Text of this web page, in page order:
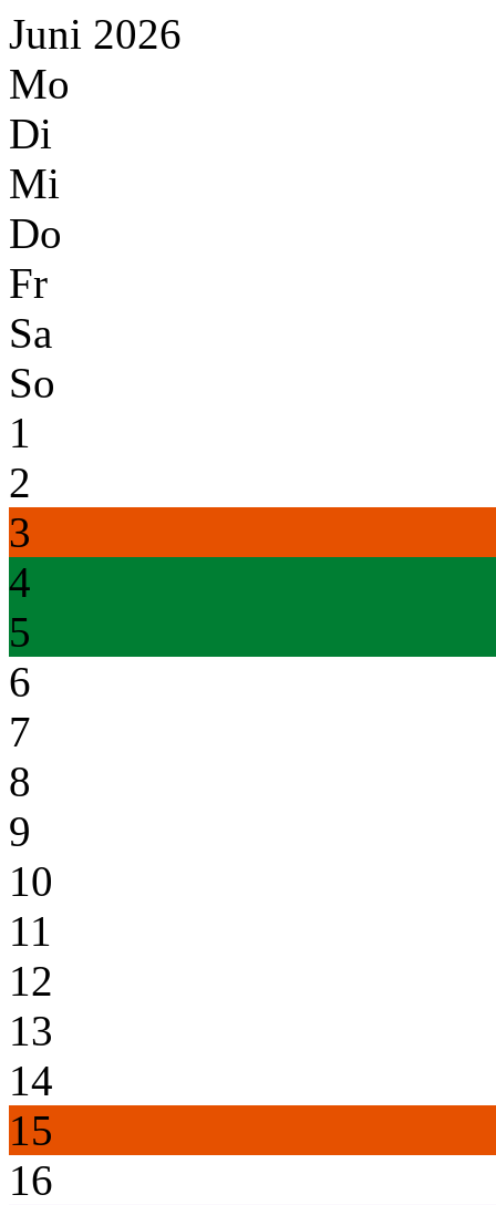
Juni 2026
Mo
Di
Mi
Do
Fr
Sa
So
1
2
3
4
5
6
7
8
9
10
11
12
13
14
15
16